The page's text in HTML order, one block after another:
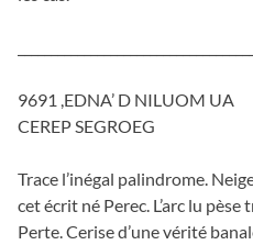
9691 ,EDNA’ D NILUOM UA
CEREP SEGROEG
Trace l’inégal palindrome.
cet écrit né Perec. L’arc lu pèse
Perte. Cerise d’une vérité